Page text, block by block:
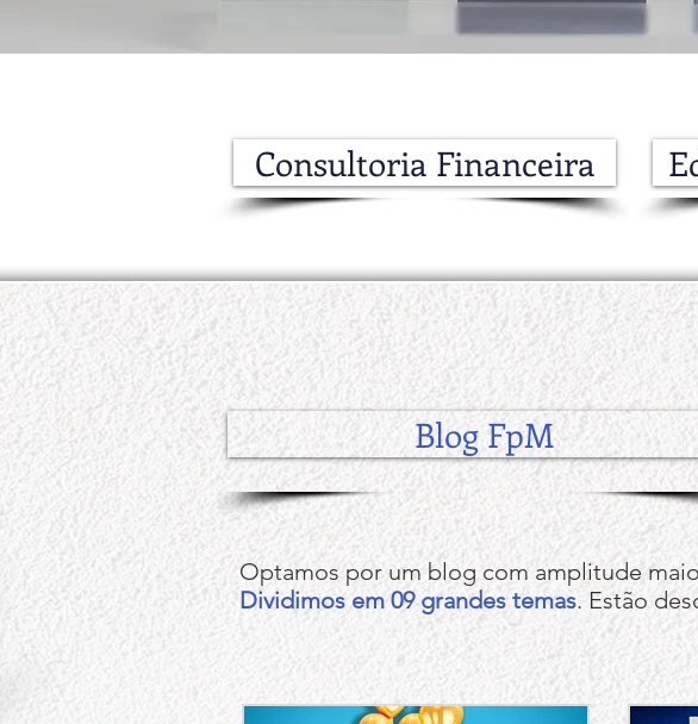
Consultoria Financeira
Blog FpM
Optamos por um blog com amplitude
Dividimos em 09 grandes temas. Estão